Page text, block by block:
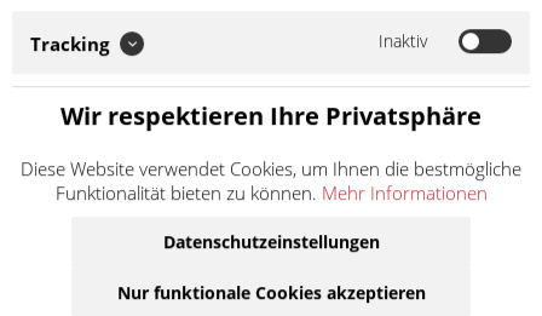
Zubehör-/Ersatzteil eines Drittherstellers, das nicht im Auftrag
oder mit Genehmigung des...
10,50 € *
Inhalt:1
inkl. MwSt.zzgl. Versandkosten
Lieferzeit ca. 1 Werktag
In denWarenkorb
Tracking Inaktiv
Wir respektieren Ihre Privatsphäre
Diese Website verwendet Cookies, um Ihnen die bestmögliche
Funktionalität bieten zu können. Mehr Informationen
Datenschutzeinstellungen
Nur funktionale Cookies akzeptieren